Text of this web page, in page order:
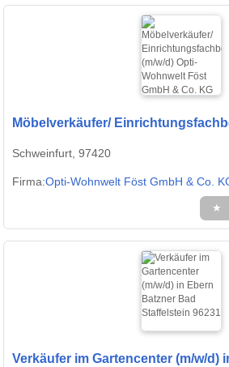
Möbelverkäufer/
Schweinfurt, 97420
Firma:Opti-Wohnwelt Föst GmbH & Co.
★
Verkäufer im Gartencenter (m/w/d)